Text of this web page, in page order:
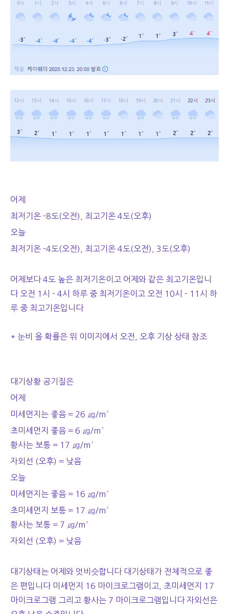
어제
최저기온 -8도(오전), 최고기온 4도(오후)
오늘
최저기온 -4도(오전), 최고기온 4도(오전), 3도(오후)
어제보다 4도 높은 최저기온이고 어제와 같은 최고기온입니
다 오전 1시 - 4시 하루 중 최저기온이고 오전 10시 - 11시 하
루 중 최고기온입니다
* 눈비 올 확률은 위 이미지에서 오전, 오후 기상 상태 참조
대기상황 공기질은
어제
미세먼지는 좋음 = 26 ㎍/m³
초미세먼지 좋음 = 6 ㎍/m³
황사는 보통 = 17 ㎍/m³
자외선 (오후) = 낮음
오늘
미세먼지는 좋음 = 16 ㎍/m³
초미세먼지 보통 = 17 ㎍/m³
황사는 보통 = 7 ㎍/m³
자외선 (오후) = 낮음
대기상태는 어제와 엇비슷합니다 대기상태가 전체적으로 좋
은 편입니다 미세먼지 16 마이크로그램이고, 초미세먼지 17
마이크로그램 그리고 황사는 7 마이크로그램입니다 자외선은